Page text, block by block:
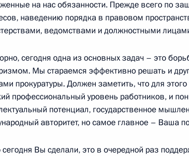
встреча с Министром здравоохранения и
2009 года, 15:00 Москва, Кремль
Медведев поздравил Героя Советского
лётчика-космонавта Ракеша Шарму с
на нас обязанности. Прежде всего по
наведению порядка в правовом
ведомствами и должностными
сегодня одна из основных задач – это
Мы стараемся эффективно решать и
прокуратуры. Должен заметить, что для
профессиональный уровень работников, и
потенциал, государственное
авторитет, но самое главное – Ваша
сегодня Вы сделали, это в очередной раз